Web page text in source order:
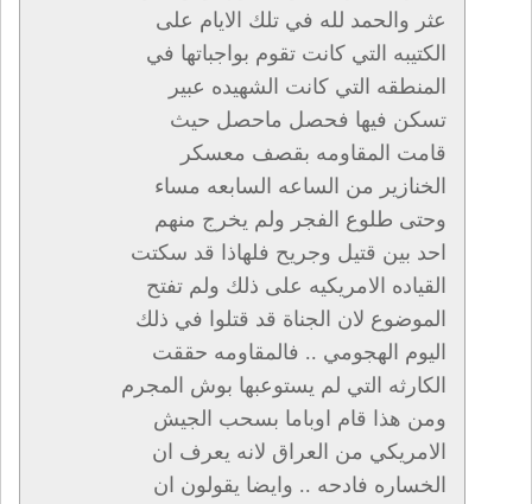
عثر والحمد لله في تلك الايام على
الكتيبه التي كانت تقوم بواجباتها في
المنطقه التي كانت الشهيده عبير
تسكن فيها فحصل ماحصل حيث
قامت المقاومه بقصف معسكر
الخنازير من الساعه السابعه مساء
وحتى طلوع الفجر ولم يخرج منهم
احد بين قتيل وجريح فلهاذا قد سكتت
القياده الامريكيه على ذلك ولم تفتح
الموضوع لان الجناة قد قتلوا في ذلك
اليوم الهجومي .. فالمقاومه حققت
الكارثه التي لم يستوعبها بوش المجرم
ومن هذا قام اوباما بسحب الجيش
الامريكي من العراق لانه يعرف ان
الخساره فادحه .. وايضا يقولون ان